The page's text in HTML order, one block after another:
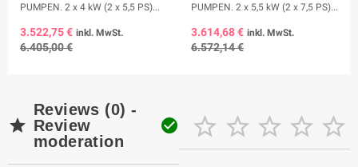
PUMPEN. 2 x 4 kW (2 x 5,5 PS)...
3.522,75 € inkl. MwSt.
6.405,00 €
PUMPEN. 2 x 5,5 kW (2 x 7,5 PS)...
3.614,68 € inkl. MwSt.
6.572,14 €

Reviews (0) -
Review
moderation
     